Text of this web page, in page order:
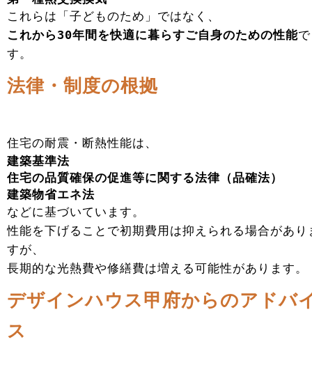
これらは「子どものため」ではなく、
これから30年間を快適に暮らすご自身のための性能で
す。
法律・制度の根拠
住宅の耐震・断熱性能は、
建築基準法
住宅の品質確保の促進等に関する法律（品確法）
建築物省エネ法
などに基づいています。
性能を下げることで初期費用は抑えられる場合があり
すが、
長期的な光熱費や修繕費は増える可能性があります。
デザインハウス甲府からのアドバ
ス